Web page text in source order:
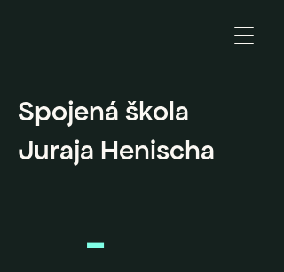
Spojená škola
Juraja Henischa
-